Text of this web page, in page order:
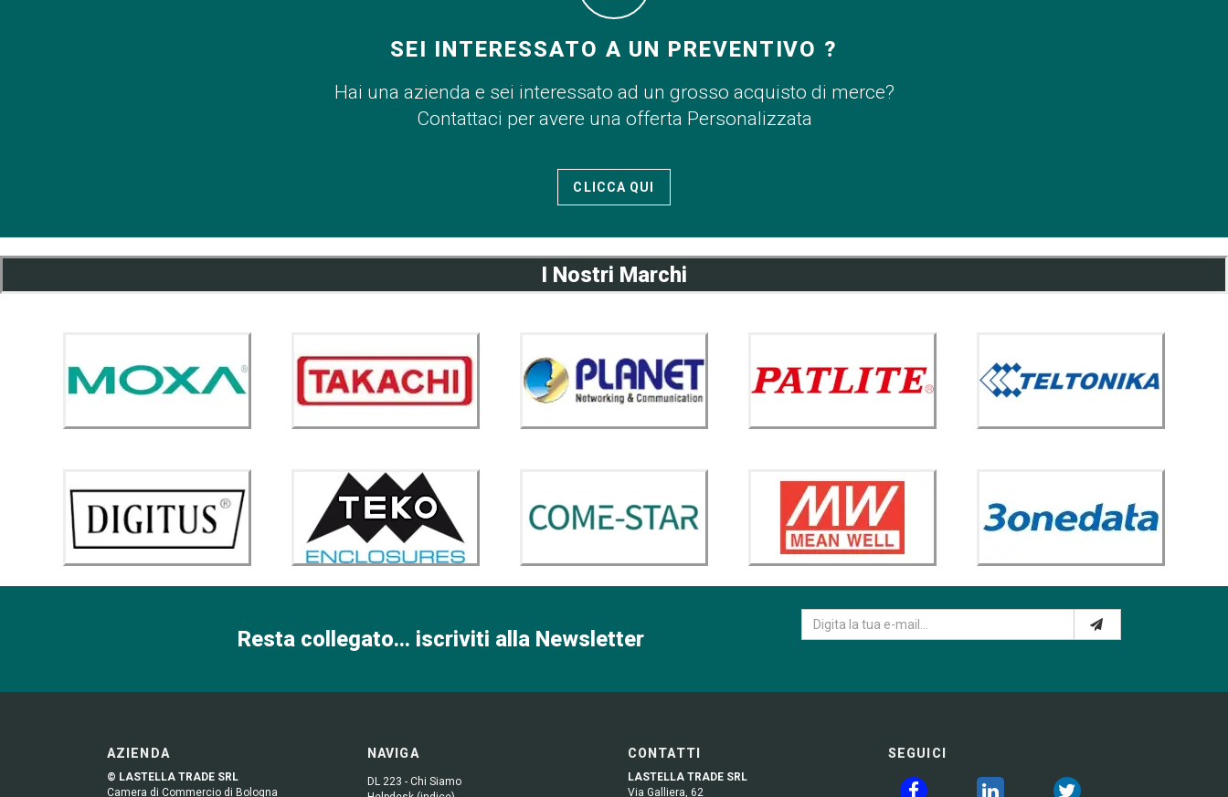
SEI INTERESSATO A UN PREVENTIVO ?
Hai una azienda e sei interessato ad un grosso acquisto di merce?
Contattaci per avere una offerta Personalizzata
CLICCA QUI
I Nostri Marchi
Resta collegato... iscriviti alla Newsletter
AZIENDA
© LASTELLA TRADE SRL
Camera di Commercio di Bologna
NAVIGA
DL 223 - Chi Siamo
CONTATTI
LASTELLA TRADE SRL
Via Galliera, 62
SEGUICI